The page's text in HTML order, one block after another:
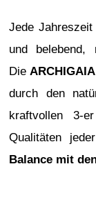
Jede
und
Die
durch den
kraftvollen 3-
Qualitäten
Balance mit